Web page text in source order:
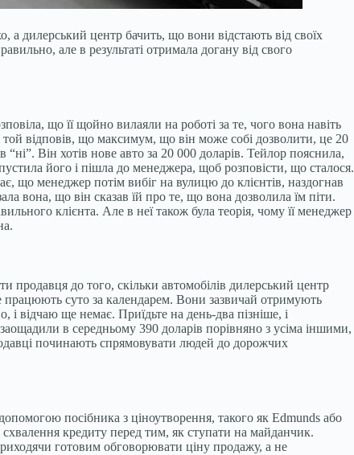
а дилерський центр бачить, що вони відстають від своїх
але в результаті отримала догану від свого
що її щойно вилаяли на роботі за те, чого вона навіть
відповів, що максимум, що він може собі дозволити, це 20
Він хотів нове авто за 20 000 доларів. Тейлор пояснила,
його і пішла до менеджера, щоб розповісти, що сталося.
що менеджер потім вибіг на вулицю до клієнтів, наздогнав
вона, що він сказав їй про те, що вона дозволила їм піти.
клієнта. Але в неї також була теорія, чому її менеджер
продавця до того, скільки автомобілів дилерський центр
суто за календарем. Вони зазвичай отримують
і відчаю ще немає. Приїдьте на день-два пізніше, і
в середньому 390 доларів порівняно з усіма іншими,
починають спрямовувати людей до дорожчих
посібника з ціноутворення, такого як Edmunds або
кредиту перед тим, як ступати на майданчик.
готовим обговорювати ціну продажу, а не